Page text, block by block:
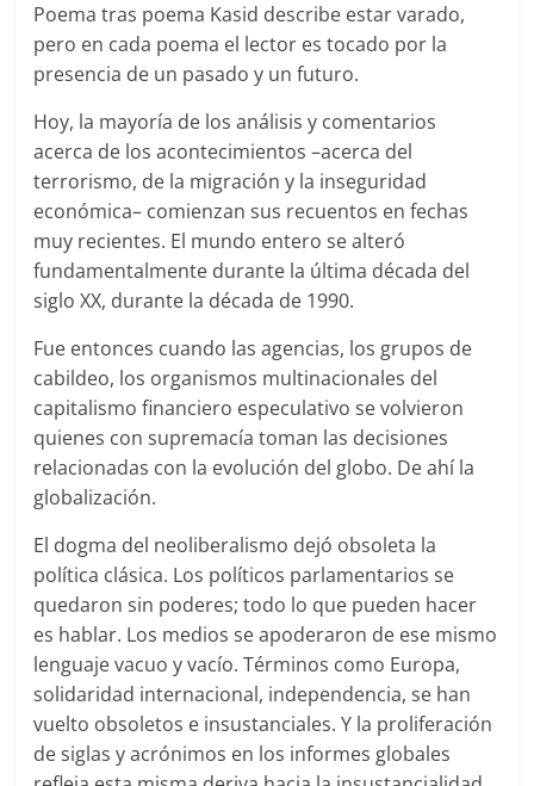
Poema tras poema Kasid describe estar varado,
pero en cada poema el lector es tocado por la
presencia de un pasado y un futuro.
Hoy, la mayoría de los análisis y comentarios
acerca de los acontecimientos –acerca del
terrorismo, de la migración y la inseguridad
económica– comienzan sus recuentos en fechas
muy recientes. El mundo entero se alteró
fundamentalmente durante la última década del
siglo XX, durante la década de 1990.
Fue entonces cuando las agencias, los grupos de
cabildeo, los organismos multinacionales del
capitalismo financiero especulativo se volvieron
quienes con supremacía toman las decisiones
relacionadas con la evolución del globo. De ahí la
globalización.
El dogma del neoliberalismo dejó obsoleta la
política clásica. Los políticos parlamentarios se
quedaron sin poderes; todo lo que pueden hacer
es hablar. Los medios se apoderaron de ese mismo
lenguaje vacuo y vacío. Términos como Europa,
solidaridad internacional, independencia, se han
vuelto obsoletos e insustanciales. Y la proliferación
de siglas y acrónimos en los informes globales